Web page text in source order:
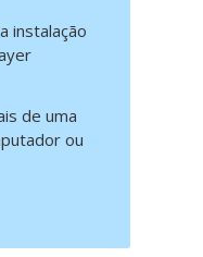
instalação
de uma
ou